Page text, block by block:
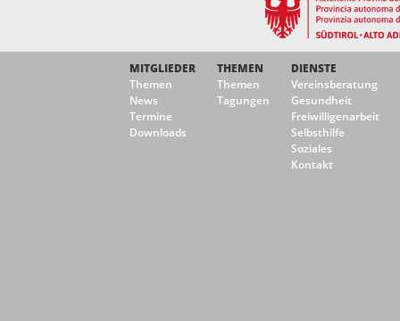
MITGLIEDER
Themen
News
Termine
Downloads
THEMEN
Themen
Tagungen
DIENSTE
Vereinsberatung
Gesundheit
Freiwilligenarbeit
Selbsthilfe
Soziales
Kontakt